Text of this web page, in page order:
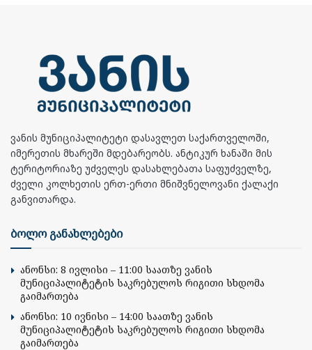
ვანის მუნიციპალიტეტი დასავლეთ საქართველოში,
იმერეთის მხარეში მდებარეობს. ანტიკურ ხანაში მის
ტერიტორიაზე უძველეს დასახლებათა საფუძველზე,
ძველი კოლხეთის ერთ-ერთი მნიშვნელოვანი ქალაქი
განვითარდა.
ბოლო განახლებები
ანონსი: 8 ივლისი – 11:00 საათზე ვანის
მუნიციპალიტეტის საკრებულოს რიგითი სხდომა
გაიმართება
ანონსი: 10 ივნისი – 14:00 საათზე ვანის
მუნიციპალიტეტის საკრებულოს რიგითი სხდომა
გაიმართება